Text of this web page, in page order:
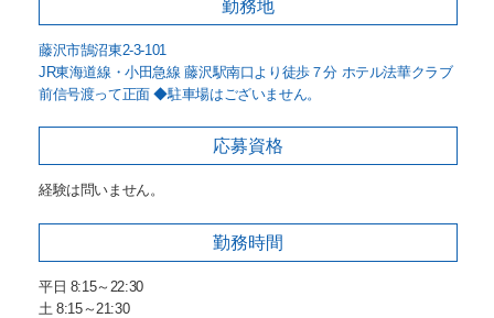
勤務地
藤沢市鵠沼東2-3-101
JR東海道線・小田急線 藤沢駅南口より徒歩７分 ホテル法華クラブ
前信号渡って正面 ◆駐車場はございません。
応募資格
経験は問いません。
勤務時間
平日 8:15～22:30
土 8:15～21:30